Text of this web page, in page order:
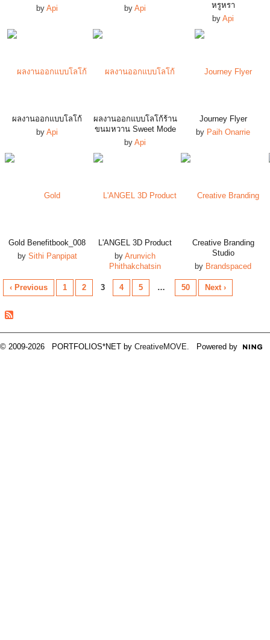
by Api
by Api
หรูหรา
by Api
ผลงานออกแบบโลโก้
by Api
ผลงานออกแบบโลโก้ร้าน
ขนมหวาน Sweet Mode
by Api
Journey Flyer
by Paih Onarrie
Gold Benefitbook_008
by Sithi Panpipat
L'ANGEL 3D Product
by Arunvich
Phithakchatsin
Creative Branding
Studio
by Brandspaced
‹ Previous 1 2 3 4 5 … 50 Next ›
© 2009-2026 PORTFOLIOS*NET by CreativeMOVE. Powered by